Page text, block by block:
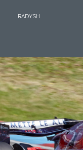
BY
RADYSH